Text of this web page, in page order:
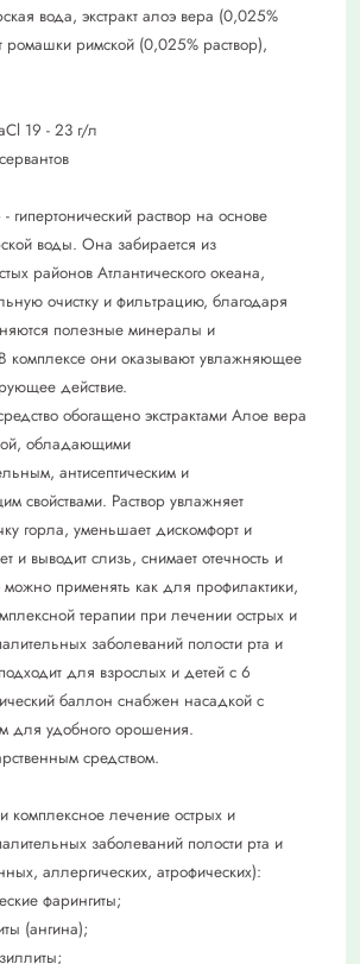
вода, экстракт алоэ вера (0,025%
ромашки римской (0,025% раствор),
19 - 23 г/л
гипертонический раствор на основе
воды. Она забирается из
районов Атлантического океана,
очистку и фильтрацию, благодаря
полезные минералы и
комплексе они оказывают увлажняющее
действие.
обогащено экстрактами Алое вера
обладающими
антисептическим и
свойствами. Раствор увлажняет
горла, уменьшает дискомфорт и
и выводит слизь, снимает отечность и
можно применять как для профилактики,
терапии при лечении острых и
заболеваний полости рта и
для взрослых и детей с 6
баллон снабжен насадкой с
для удобного орошения.
средством.
комплексное лечение острых и
заболеваний полости рта и
аллергических, атрофических):
фарингиты;
(ангина);